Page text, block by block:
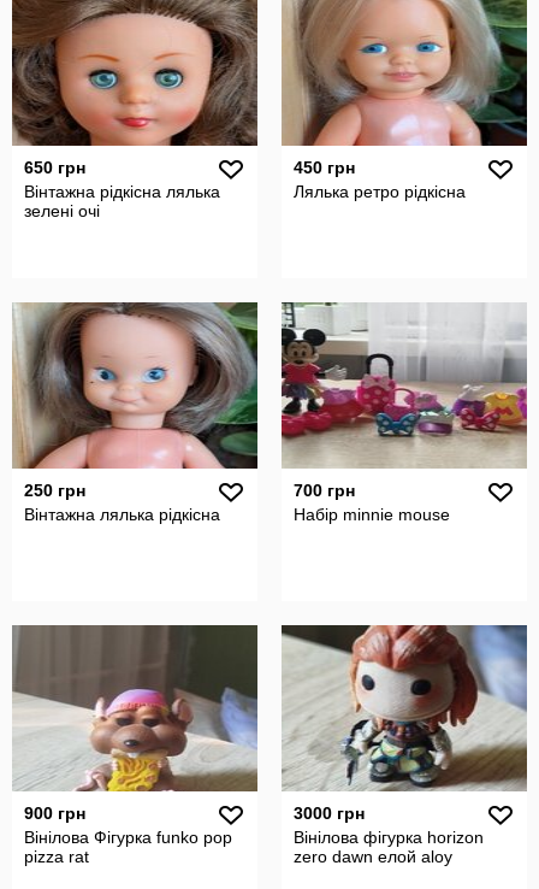
650 грн
Вінтажна рідкісна лялька
зелені очі
450 грн
Лялька ретро рідкісна
250 грн
Вінтажна лялька рідкісна
700 грн
Набір minnie mouse
900 грн
Вінілова Фігурка funko pop
pizza rat
3000 грн
Вінілова фігурка horizon
zero dawn елой aloy